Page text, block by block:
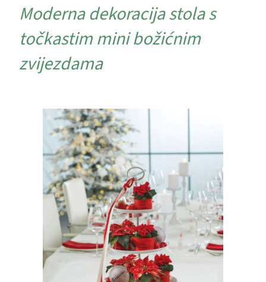
Moderna dekoracija stola s
točkastim mini božićnim
zvijezdama